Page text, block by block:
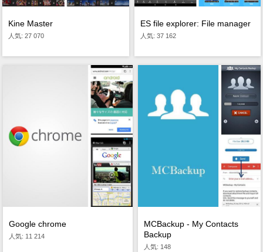
Kine Master
人気: 27 070
ES file explorer: File manager
人気: 37 162
Google chrome
人気: 11 214
MCBackup - My Contacts
Backup
人気: 148